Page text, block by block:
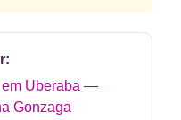
em Uberaba —
Gonzaga